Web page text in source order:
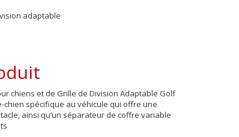
adaptable
chiens et de Grille de Division Adaptable Golf
chien spécifique au véhicule qui offre une
ainsi qu’un séparateur de coffre variable